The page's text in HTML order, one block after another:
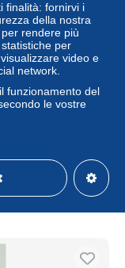
in plastica -
Professionista
finalità: fornirvi i
della nostra
rendere più
per
video e
network.
funzionamento del
le vostre